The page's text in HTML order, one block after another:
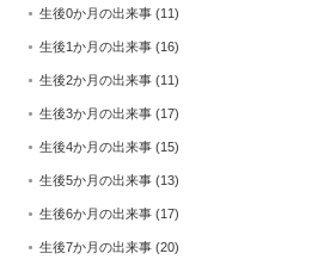
生後0か月の出来事 (11)
生後1か月の出来事 (16)
生後2か月の出来事 (11)
生後3か月の出来事 (17)
生後4か月の出来事 (15)
生後5か月の出来事 (13)
生後6か月の出来事 (17)
生後7か月の出来事 (20)